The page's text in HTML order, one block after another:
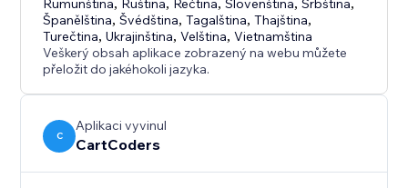
Rumunština, Ruština, Řečtina,Slovenština,Srbština,
Španělština,Švédština,Tagalština,Thajština,
Turečtina,Ukrajinština,Velština,Vietnamština
Veškerý obsah aplikace zobrazený na webu můžete
přeložit do jakéhokoli jazyka.
C
Aplikaci vyvinul
CartCoders